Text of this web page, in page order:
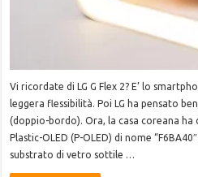
Vi ricordate di LG G Flex 2? E’ lo
leggera flessibilità. Poi LG ha pensato
(doppio-bordo). Ora, la casa coreana ha
Plastic-OLED (P-OLED) di nome
substrato di vetro sottile …